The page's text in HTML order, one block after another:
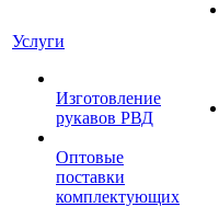
Услуги
Изготовление
рукавов РВД
Оптовые
поставки
комплектующих